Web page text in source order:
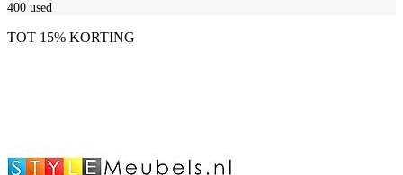
400 used
TOT 15% KORTING